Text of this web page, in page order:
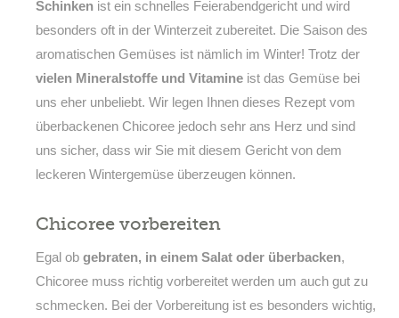
Schinken ist ein schnelles Feierabendgericht und wird
besonders oft in der Winterzeit zubereitet. Die Saison des
aromatischen Gemüses ist nämlich im Winter! Trotz der
vielen Mineralstoffe und Vitamine ist das Gemüse bei
uns eher unbeliebt. Wir legen Ihnen dieses Rezept vom
überbackenen Chicoree jedoch sehr ans Herz und sind
uns sicher, dass wir Sie mit diesem Gericht von dem
leckeren Wintergemüse überzeugen können.
Chicoree vorbereiten
Egal obgebraten, in einem Salat oder überbacken,
Chicoree muss richtig vorbereitet werden um auch gut zu
schmecken. Bei der Vorbereitung ist es besonders wichtig,